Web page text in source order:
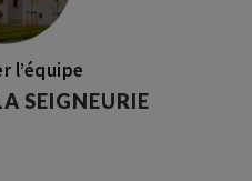
l’équipe
SEIGNEURIE